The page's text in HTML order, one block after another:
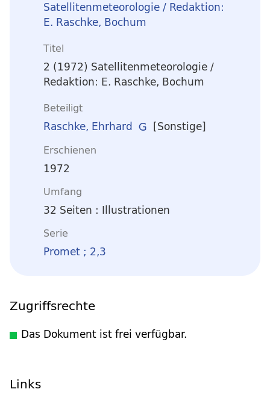
Satellitenmeteorologie / Redaktion:
E. Raschke, Bochum
Titel
2 (1972) Satellitenmeteorologie/
Redaktion: E. Raschke, Bochum
Beteiligt
Raschke, Ehrhard [Sonstige]
Erschienen
1972
Umfang
32 Seiten : Illustrationen
Serie
Promet ; 2,3
Zugriffsrechte
Das Dokument ist frei verfügbar.
Links